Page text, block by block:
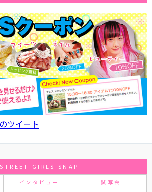
ツイート
STREET GIRLS SNAP
インタビュー 試写会